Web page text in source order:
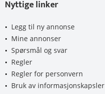
Nyttige linker
Legg til ny annonse
Mine annonser
Spørsmål og svar
Regler
Regler for personvern
Bruk av informasjonskapsler